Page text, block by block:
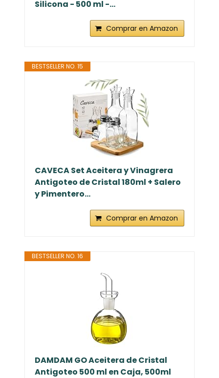
Silicona - 500 ml -...
Comprar en Amazon
BESTSELLER NO. 15
CAVECA Set Aceitera y Vinagrera
Antigoteo de Cristal 180ml + Salero
y Pimentero...
Comprar en Amazon
BESTSELLER NO. 16
DAMDAM GO Aceitera de Cristal
Antigoteo 500 ml en Caja, 500ml